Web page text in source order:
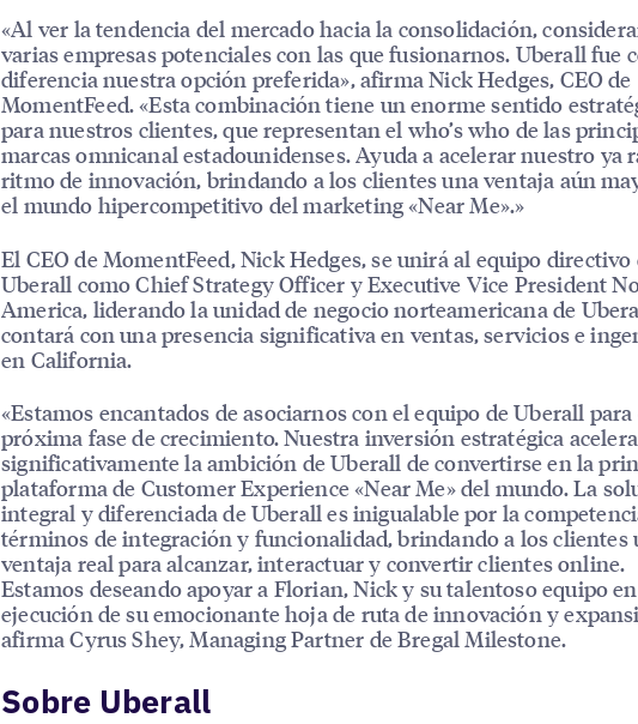
«Al ver la tendencia del mercado hacia la consolidación,
varias empresas potenciales con las que fusionarnos. Uberall fue
diferencia nuestra opción preferida», afirma Nick Hedges, CEO de
MomentFeed. «Esta combinación tiene un enorme sentido
para nuestros clientes, que representan el who’s who de las
marcas omnicanal estadounidenses. Ayuda a acelerar nuestro ya
ritmo de innovación, brindando a los clientes una ventaja aún
el mundo hipercompetitivo del marketing «Near Me».»
El CEO de MomentFeed, Nick Hedges, se unirá al equipo directivo
Uberall como Chief Strategy Officer y Executive Vice President
America, liderando la unidad de negocio norteamericana de
contará con una presencia significativa en ventas, servicios e
en California.
«Estamos encantados de asociarnos con el equipo de Uberall para
próxima fase de crecimiento. Nuestra inversión estratégica
significativamente la ambición de Uberall de convertirse en la
plataforma de Customer Experience «Near Me» del mundo. La
integral y diferenciada de Uberall es inigualable por la
términos de integración y funcionalidad, brindando a los clientes
ventaja real para alcanzar, interactuar y convertir clientes online.
Estamos deseando apoyar a Florian, Nick y su talentoso equipo
ejecución de su emocionante hoja de ruta de innovación y
afirma Cyrus Shey, Managing Partner de Bregal Milestone.
Sobre Uberall